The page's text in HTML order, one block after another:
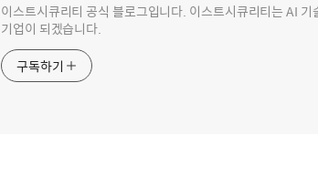
이스트시큐리티 공식 블로그입니다. 이스트시큐리티는 AI
기업이 되겠습니다.
구독하기